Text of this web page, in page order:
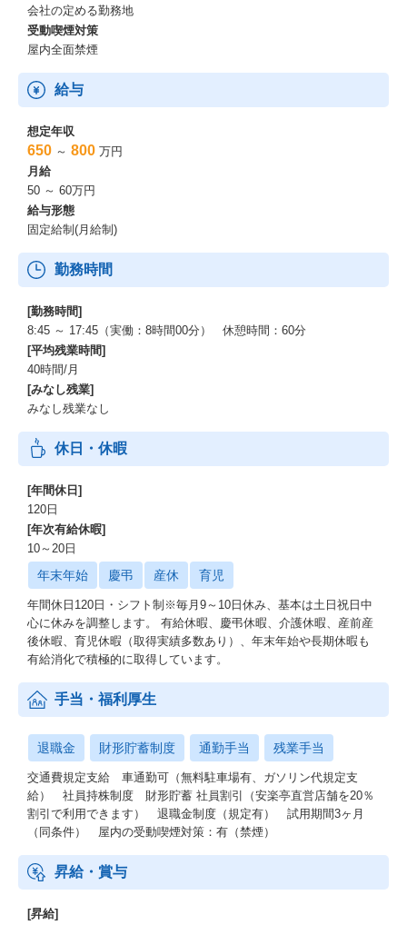
会社の定める勤務地
受動喫煙対策
屋内全面禁煙
給与
想定年収
650 ～ 800 万円
月給
50 ～ 60万円
給与形態
固定給制(月給制)
勤務時間
[勤務時間]
8:45 ～ 17:45（実働：8時間00分） 休憩時間：60分
[平均残業時間]
40時間/月
[みなし残業]
みなし残業なし
休日・休暇
[年間休日]
120日
[年次有給休暇]
10～20日
年末年始 慶弔 産休 育児
年間休日120日・シフト制※毎月9～10日休み、基本は土日祝日中
心に休みを調整します。 有給休暇、慶弔休暇、介護休暇、産前産
後休暇、育児休暇（取得実績多数あり）、年末年始や長期休暇も
有給消化で積極的に取得しています。
手当・福利厚生
退職金 財形貯蓄制度 通勤手当 残業手当
交通費規定支給 車通勤可（無料駐車場有、ガソリン代規定支
給） 社員持株制度 財形貯蓄 社員割引（安楽亭直営店舗を20％
割引で利用できます） 退職金制度（規定有） 試用期間3ヶ月
（同条件） 屋内の受動喫煙対策：有（禁煙）
昇給・賞与
[昇給]